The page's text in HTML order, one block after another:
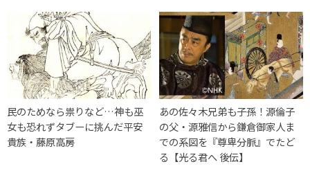
民のためなら祟りなど…神も巫
女も恐れずタブーに挑んだ平安
貴族・藤原高房
あの佐々木兄弟も子孫！源倫子
の父・源雅信から鎌倉御家人ま
での系図を『尊卑分脈』でたど
る【光る君へ 後伝】